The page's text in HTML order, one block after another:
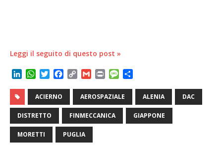
Leggi il seguito di questo post »
k
e
d
I
n
W
a
t
s
A
p
p
T
i
t
t
e
e
o
o
k
p
y
L
i
n
k
G
a
i
l
i
n
t
M
s
s
g
d
i
v
ACIERNO AEROSPAZIALE ALENIA DAC
DISTRETTO FINMECCANICA GIAPPONE
MORETTI PUGLIA